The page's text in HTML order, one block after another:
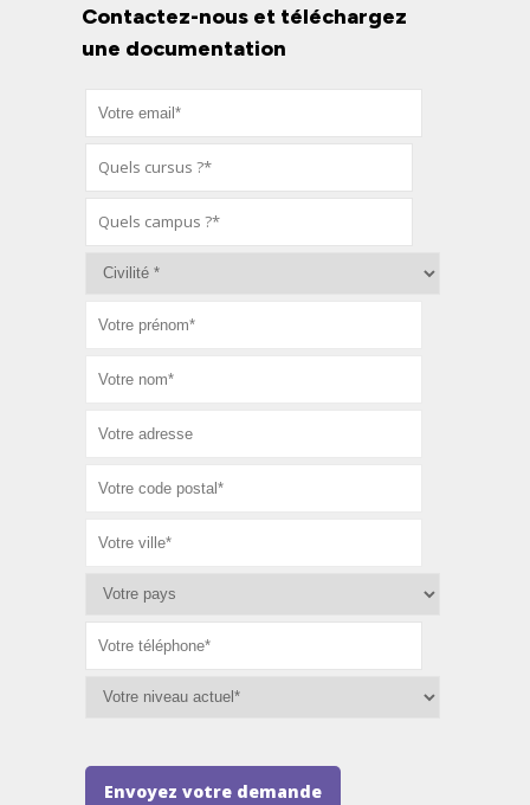
Contactez-nous et téléchargez
une documentation
Envoyez votre demande